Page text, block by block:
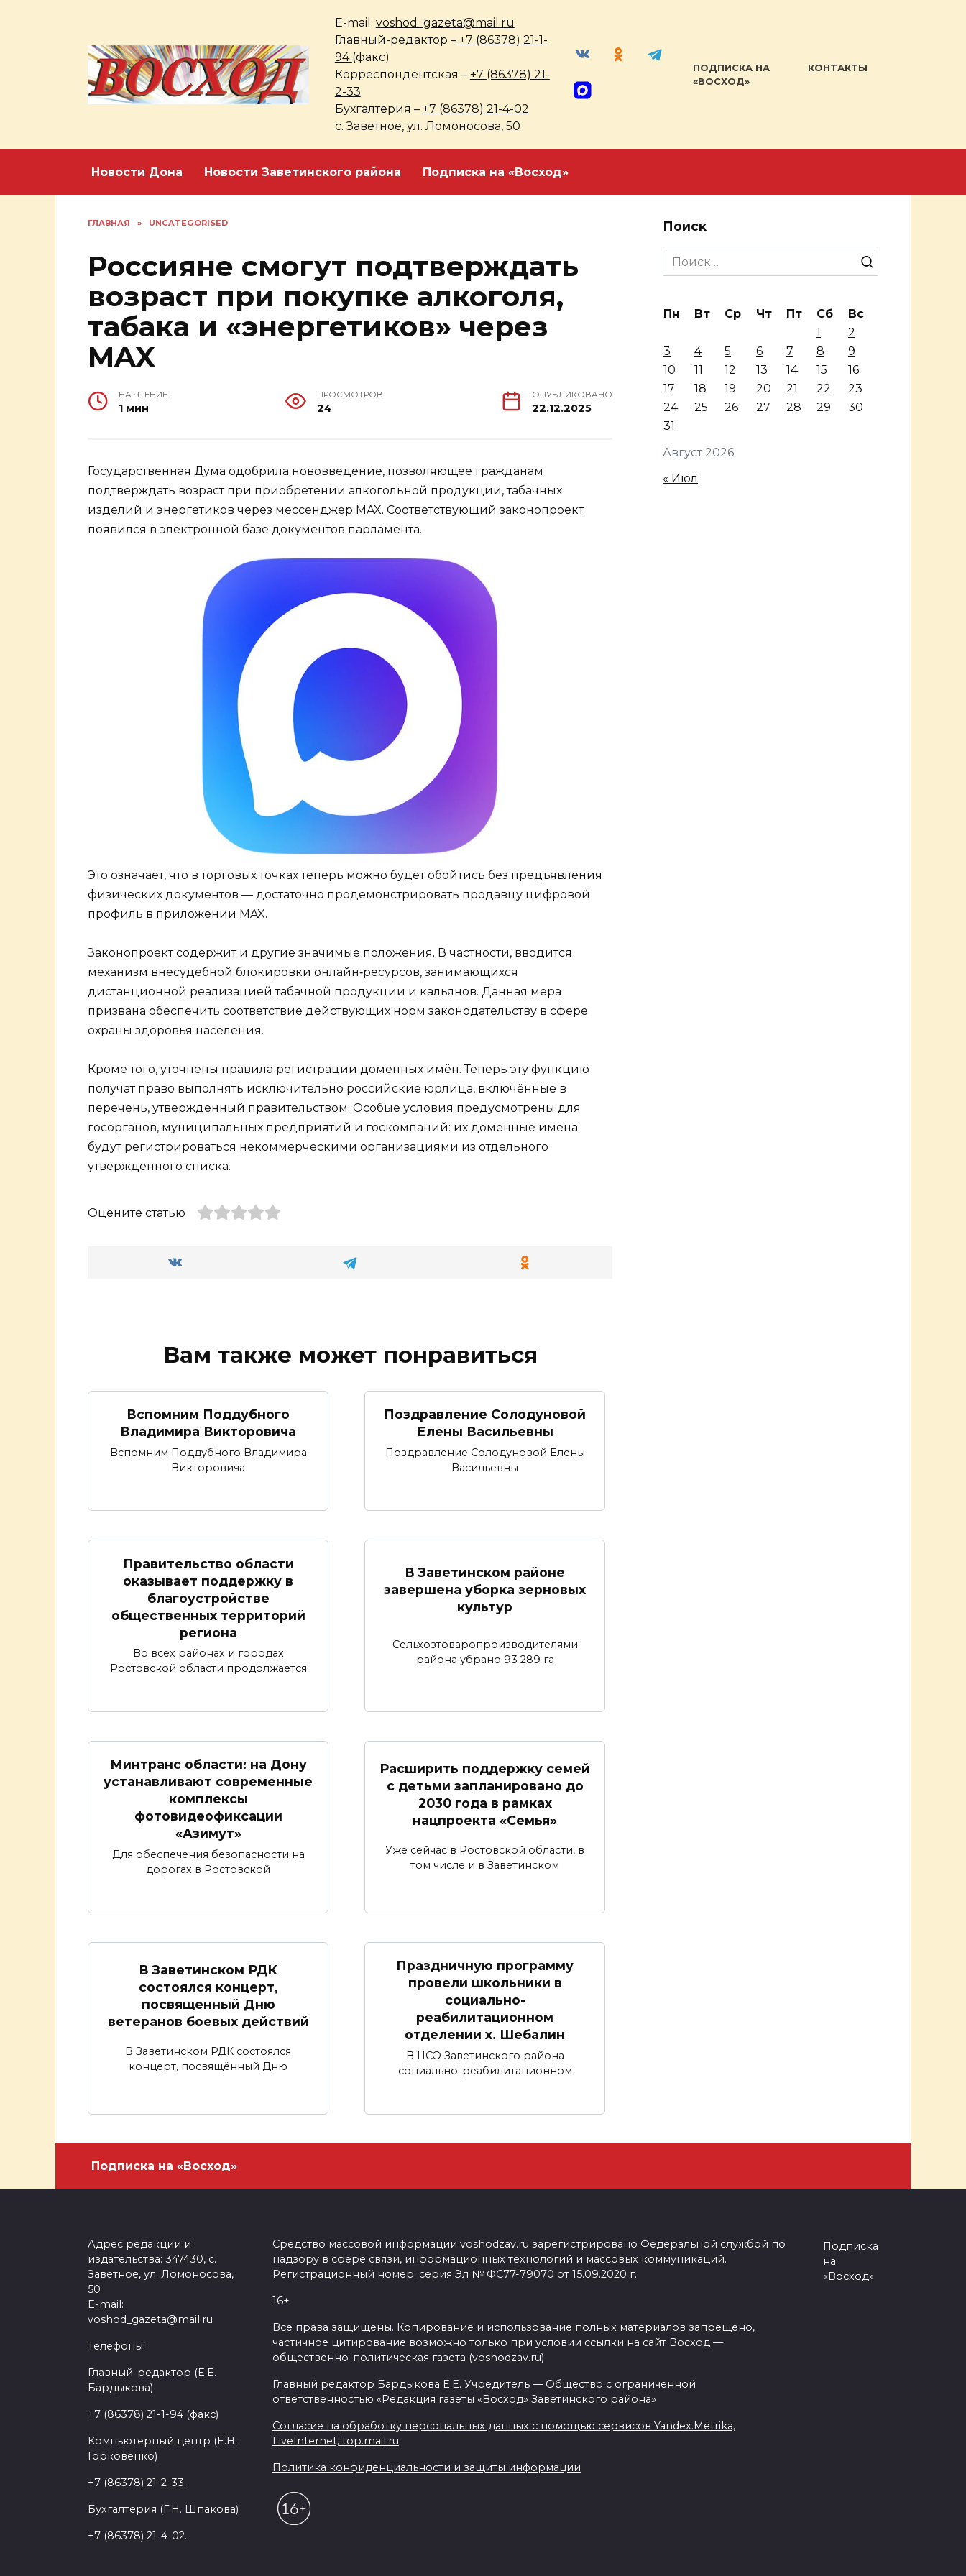
E-mail: voshod_gazeta@mail.ru
Главный-редактор –+7 (86378) 21-1-
94 (факс)
Корреспондентская – +7 (86378) 21-
2-33
Бухгалтерия – +7 (86378) 21-4-02
с. Заветное, ул. Ломоносова, 50
ПОДПИСКА НА
«ВОСХОД»
КОНТАКТЫ
Новости Дона Новости Заветинского района Подписка на «Восход»
ГЛАВНАЯ » UNCATEGORISED
Россияне смогут подтверждать
возраст при покупке алкоголя,
табака и «энергетиков» через
MAX
НА ЧТЕНИЕ
1 мин
ПРОСМОТРОВ
24
ОПУБЛИКОВАНО
22.12.2025
Государственная Дума одобрила нововведение, позволяющее гражданам
подтверждать возраст при приобретении алкогольной продукции, табачных
изделий и энергетиков через мессенджер MAX. Соответствующий законопроект
появился в электронной базе документов парламента.
Это означает, что в торговых точках теперь можно будет обойтись без предъявления
физических документов — достаточно продемонстрировать продавцу цифровой
профиль в приложении MAX.
Законопроект содержит и другие значимые положения. В частности, вводится
механизм внесудебной блокировки онлайн‑ресурсов, занимающихся
дистанционной реализацией табачной продукции и кальянов. Данная мера
призвана обеспечить соответствие действующих норм законодательству в сфере
охраны здоровья населения.
Кроме того, уточнены правила регистрации доменных имён. Теперь эту функцию
получат право выполнять исключительно российские юрлица, включённые в
перечень, утвержденный правительством. Особые условия предусмотрены для
госорганов, муниципальных предприятий и госкомпаний: их доменные имена
будут регистрироваться некоммерческими организациями из отдельного
утвержденного списка.
Оцените статью
Вам также может понравиться
Вспомним Поддубного
Владимира Викторовича
Вспомним Поддубного Владимира
Викторовича
Поздравление Солодуновой
Елены Васильевны
Поздравление Солодуновой Елены
Васильевны
Правительство области
оказывает поддержку в
благоустройстве
общественных территорий
региона
Во всех районах и городах
Ростовской области продолжается
В Заветинском районе
завершена уборка зерновых
культур
Сельхозтоваропроизводителями
района убрано 93 289 га
Минтранс области: на Дону
устанавливают современные
комплексы
фотовидеофиксации
«Азимут»
Для обеспечения безопасности на
дорогах в Ростовской
Расширить поддержку семей
с детьми запланировано до
2030 года в рамках
нацпроекта «Семья»
Уже сейчас в Ростовской области, в
том числе и в Заветинском
В Заветинском РДК
состоялся концерт,
посвященный Дню
ветеранов боевых действий
В Заветинском РДК состоялся
концерт, посвящённый Дню
Праздничную программу
провели школьники в
социально-
реабилитационном
отделении х. Шебалин
В ЦСО Заветинского района
социально-реабилитационном
Поиск
Search
for:
Август 2026
Пн Вт Ср Чт Пт Сб
Вс
1
2
3
4 5 6 7 8
9
10
11 12 13 14 15
16
17
18 19 20 21 22
23
24
25 26 27 28 29
30
31
« Июл
Подписка на «Восход»
Адрес редакции и
издательства: 347430, с.
Заветное, ул. Ломоносова,
50
E-mail:
voshod_gazeta@mail.ru
Телефоны:
Главный-редактор (Е.Е.
Бардыкова)
+7 (86378) 21-1-94 (факс)
Компьютерный центр (Е.Н.
Горковенко)
+7 (86378) 21-2-33.
Бухгалтерия (Г.Н. Шпакова)
+7 (86378) 21-4-02.
Средство массовой информации voshodzav.ru зарегистрировано Федеральной службой по
надзору в сфере связи, информационных технологий и массовых коммуникаций.
Регистрационный номер: серия Эл № ФС77-79070 от 15.09.2020 г.
16+
Все права защищены. Копирование и использование полных материалов запрещено,
частичное цитирование возможно только при условии ссылки на сайт Восход —
общественно-политическая газета (voshodzav.ru)
Главный редактор Бардыкова Е.Е. Учредитель — Общество с ограниченной
ответственностью «Редакция газеты «Восход» Заветинского района»
Согласие на обработку персональных данных с помощью сервисов Yandex.Metrika,
LiveInternet, top.mail.ru
Политика конфиденциальности и защиты информации
Подписка
на
«Восход»